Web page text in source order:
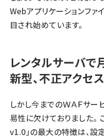
Webアプリケーションファ
目され始めています。
レンタルサーバ
新型、不正アクセ
しかし今までのＷＡＦサー
易性に欠けておりました
v1.0」の最大の特徴は、